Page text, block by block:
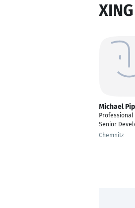
Michael
Professional
Senior
Chemnitz